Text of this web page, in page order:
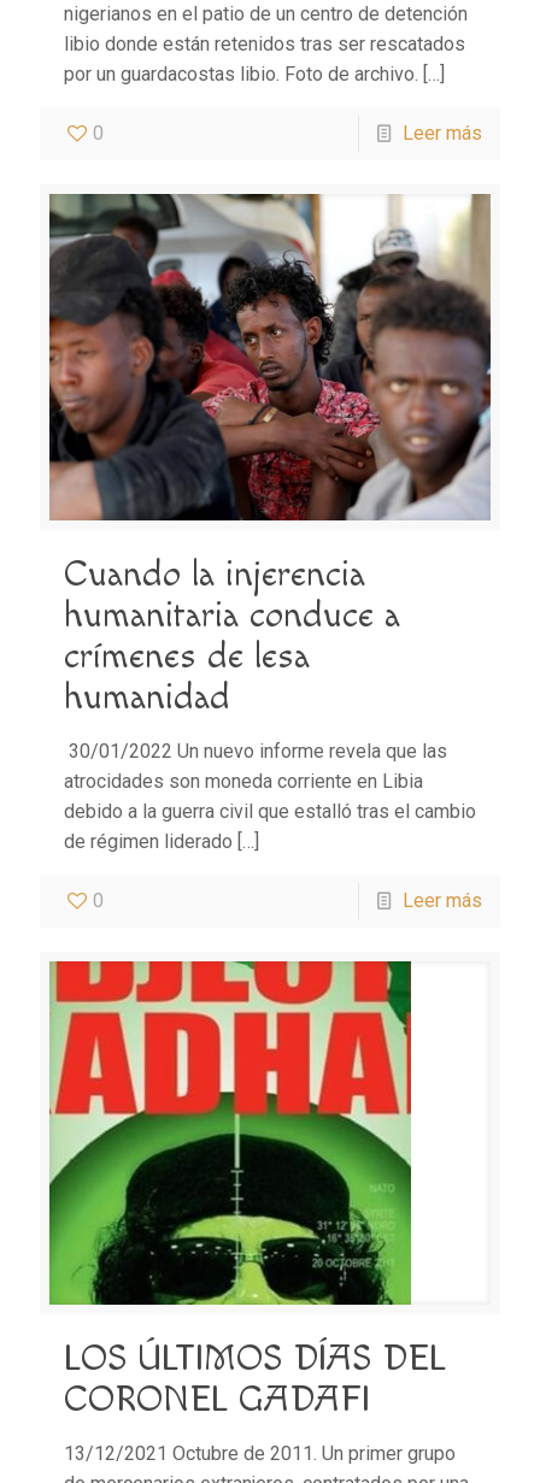
nigerianos en el patio de un centro de detención
libio donde están retenidos tras ser rescatados
por un guardacostas libio. Foto de archivo. […]
0 Leer más
Cuando la injerencia
humanitaria conduce a
crímenes de lesa
humanidad
30/01/2022 Un nuevo informe revela que las
atrocidades son moneda corriente en Libia
debido a la guerra civil que estalló tras el cambio
de régimen liderado […]
0 Leer más
LOS ÚLTIMOS DÍAS DEL
CORONEL GADAFI
13/12/2021 Octubre de 2011. Un primer grupo